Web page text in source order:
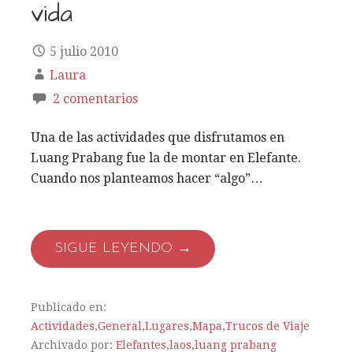
vida
5 julio 2010
Laura
2 comentarios
Una de las actividades que disfrutamos en
Luang Prabang fue la de montar en Elefante.
Cuando nos planteamos hacer “algo”…
SIGUE LEYENDO →
Publicado en:
Actividades,General ,Lugares,Mapa,Trucos de Viaje
Archivado por: Elefantes,laos,luang prabang